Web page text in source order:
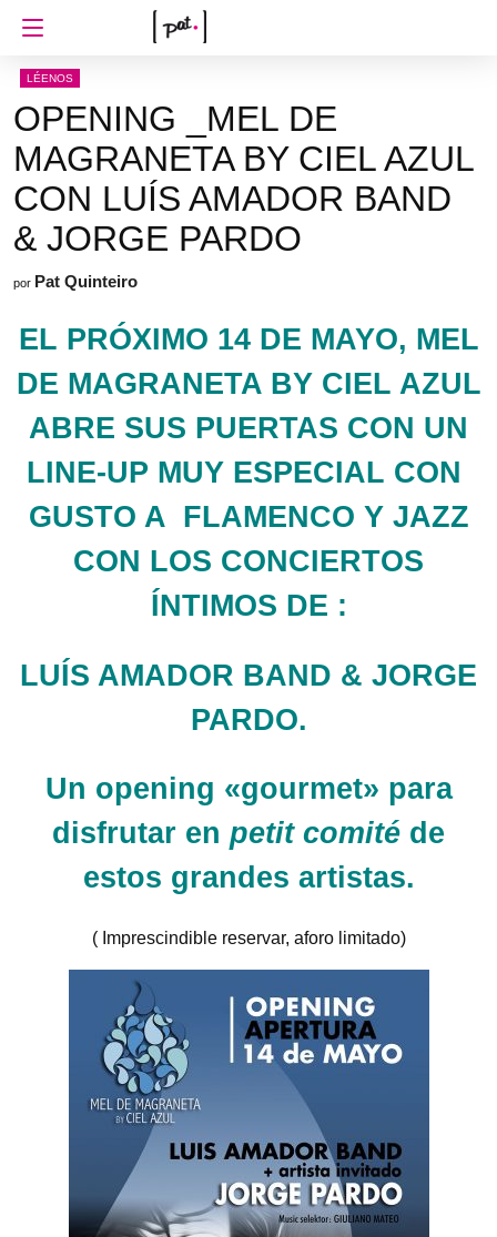
LÉENOS
OPENING _MEL DE
MAGRANETA BY CIEL AZUL
CON LUÍS AMADOR BAND
& JORGE PARDO
por Pat Quinteiro
EL PRÓXIMO 14 DE MAYO, MEL
DE MAGRANETA BY CIEL AZUL
ABRE SUS PUERTAS CON UN
LINE-UP MUY ESPECIAL CON
GUSTO A FLAMENCO Y JAZZ
CON LOS CONCIERTOS
ÍNTIMOS DE :
LUÍS AMADOR BAND & JORGE
PARDO.
Un opening «gourmet» para
disfrutar en petit comité de
estos grandes artistas.
( Imprescindible reservar, aforo limitado)